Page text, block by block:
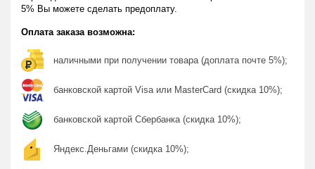
5% Вы можете сделать предоплату.
Оплата заказа возможна:
наличными при получении товара (доплата почте 5%);
банковской картой Visa или MasterCard (скидка 10%);
банковской картой Сбербанка (скидка 10%);
Яндекс.Деньгами (скидка 10%);